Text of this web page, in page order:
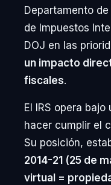
Departamento
de Impuestos
DOJ en las
un impacto
fiscales.
El IRS opera
hacer cumplir el
Su posición,
2014-21 (25 de
virtual =